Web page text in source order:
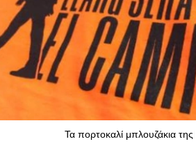
Τα πορτοκαλί μπλουζάκια